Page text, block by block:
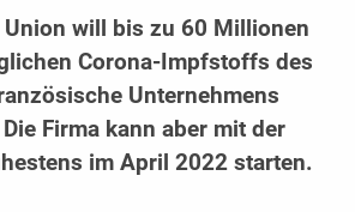
Union will bis zu 60 Millionen
Corona-Impfstoffs des
Unternehmens
Firma kann aber mit der
im April 2022 starten.